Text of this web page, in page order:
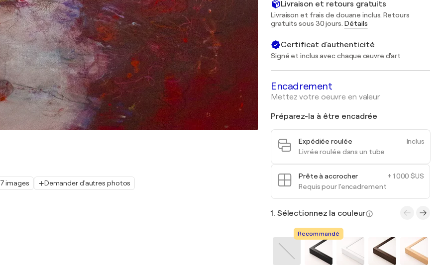
7 images Demander d'autres photos
Livraison et retours gratuits
Livraison et frais de douane inclus. Retours
gratuits sous 30 jours. Détails
Certificat d'authenticité
Signé et inclus avec chaque œuvre d'art
Encadrement
Mettez votre oeuvre en valeur
Préparez-la à être encadrée
Inclus
Expédiée roulée
Livrée roulée dans un tube
+ 1 000 $US
Prête à accrocher
Requis pour l'encadrement
1. Sélectionnez la couleur
Recommandé